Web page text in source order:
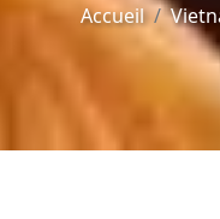
Accueil